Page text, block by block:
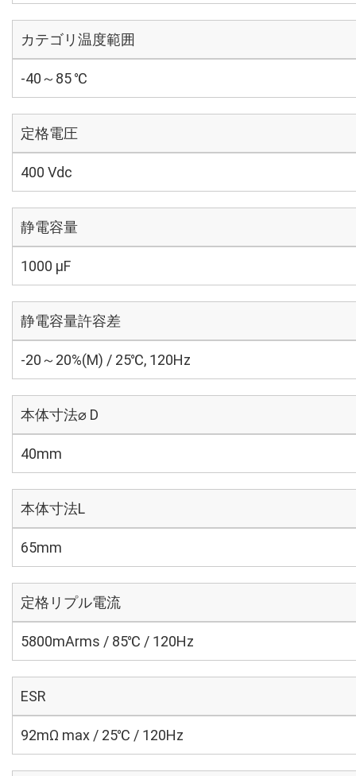
カテゴリ温度範囲
-40～85 ℃
定格電圧
400 Vdc
静電容量
1000 µF
静電容量許容差
-20～20%(M) / 25℃, 120Hz
本体寸法⌀ D
40mm
本体寸法L
65mm
定格リプル電流
5800mArms / 85℃ / 120Hz
ESR
92mΩ max / 25℃ / 120Hz